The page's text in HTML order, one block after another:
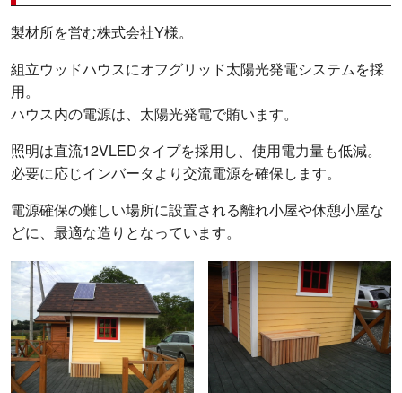
製材所を営む株式会社Y様。
組立ウッドハウスにオフグリッド太陽光発電システムを採
用。
ハウス内の電源は、太陽光発電で賄います。
照明は直流12VLEDタイプを採用し、使用電力量も低減。
必要に応じインバータより交流電源を確保します。
電源確保の難しい場所に設置される離れ小屋や休憩小屋な
どに、最適な造りとなっています。